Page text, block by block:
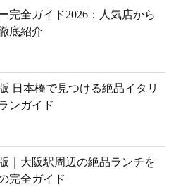
完全ガイド2026：人気店から
底紹介
日本橋で見つける絶品イタリ
ンガイド
｜大阪駅周辺の絶品ランチを
完全ガイド